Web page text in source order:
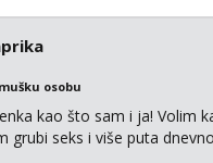
osobu
kao što sam i ja! Volim
grubi seks i više puta